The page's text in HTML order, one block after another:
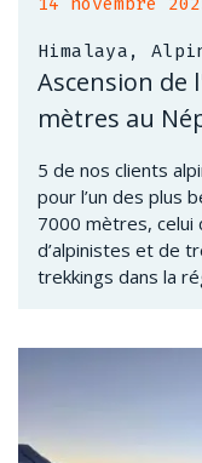
Himalaya,
Ascension de
mètres au
5 de nos clients
pour l’un des plus
7000 mètres, celui
d’alpinistes et de
trekkings dans la